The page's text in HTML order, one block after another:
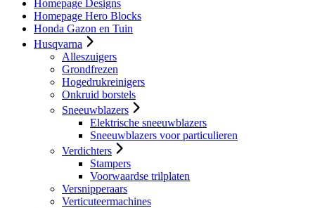
Homepage Designs
Homepage Hero Blocks
Honda Gazon en Tuin
Husqvarna
Alleszuigers
Grondfrezen
Hogedrukreinigers
Onkruid borstels
Sneeuwblazers
Elektrische sneeuwblazers
Sneeuwblazers voor particulieren
Verdichters
Stampers
Voorwaardse trilplaten
Versnipperaars
Verticuteermachines